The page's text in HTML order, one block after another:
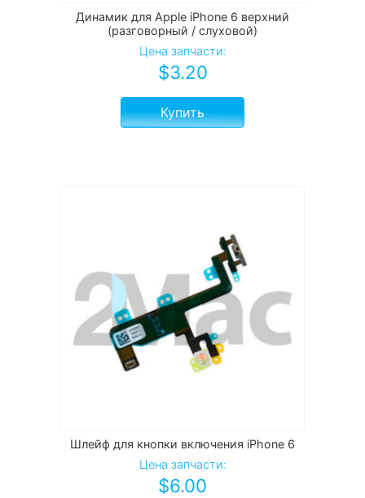
Динамик для Apple iPhone 6 верхний
(разговорный / слуховой)
Цена запчасти:
$3.20
Купить
Шлейф для кнопки включения iPhone 6
Цена запчасти:
$6.00